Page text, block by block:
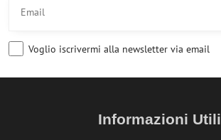
Voglio iscrivermi alla newsletter via email
Informazioni Utili